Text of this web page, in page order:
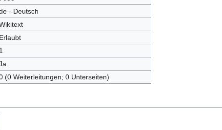
- Deutsch
Erlaubt
1
(0 Weiterleitungen; 0 Unterseiten)